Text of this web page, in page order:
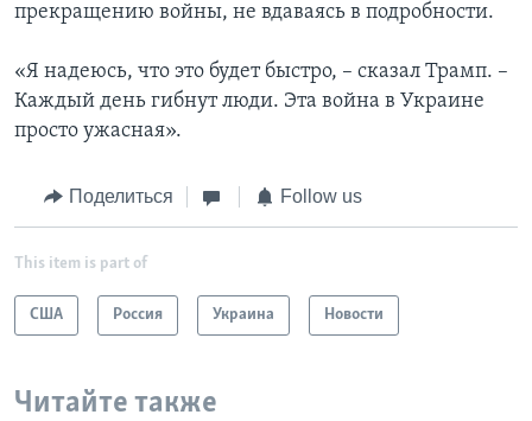
прекращению войны, не вдаваясь в подробности.
«Я надеюсь, что это будет быстро, – сказал Трамп. –
Каждый день гибнут люди. Эта война в Украине
просто ужасная».
Поделиться Follow us
This item is part of
США Россия Украина Новости
Читайте также